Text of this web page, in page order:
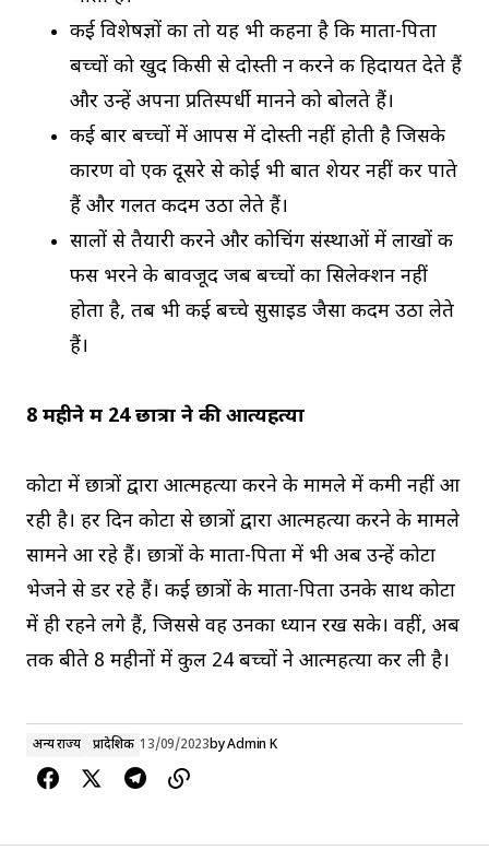
कई विशेषज्ञों का तो यह भी कहना है कि माता-पिता
बच्चों को खुद किसी से दोस्ती न करने की हिदायत देते हैं
और उन्हें अपना प्रतिस्पर्धी मानने को बोलते हैं।
कई बार बच्चों में आपस में दोस्ती नहीं होती है जिसके
कारण वो एक दूसरे से कोई भी बात शेयर नहीं कर पाते
हैं और गलत कदम उठा लेते हैं।
सालों से तैयारी करने और कोचिंग संस्थाओं में लाखों की
फीस भरने के बावजूद जब बच्चों का सिलेक्शन नहीं
होता है, तब भी कई बच्चे सुसाइड जैसा कदम उठा लेते
हैं।
8 महीने में 24 छात्रों ने की आत्यहत्या
कोटा में छात्रों द्वारा आत्महत्या करने के मामले में कमी नहीं आ
रही है। हर दिन कोटा से छात्रों द्वारा आत्महत्या करने के मामले
सामने आ रहे हैं। छात्रों के माता-पिता में भी अब उन्हें कोटा
भेजने से डर रहे हैं। कई छात्रों के माता-पिता उनके साथ कोटा
में ही रहने लगे हैं, जिससे वह उनका ध्यान रख सके। वहीं, अब
तक बीते 8 महीनों में कुल 24 बच्चों ने आत्महत्या कर ली है।
अन्य राज्य प्रादेशिक 13/09/2023byAdmin K